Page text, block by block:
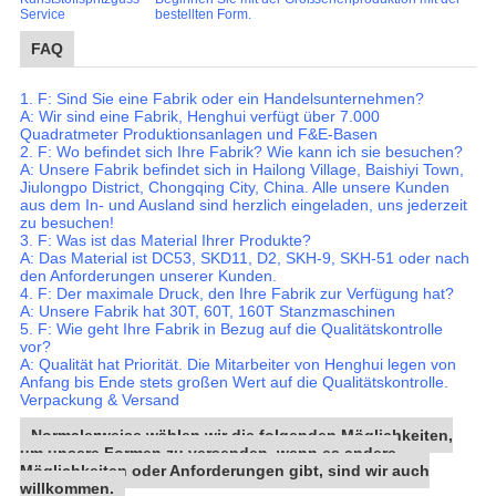
Service
bestellten Form.
FAQ
1. F: Sind Sie eine Fabrik oder ein Handelsunternehmen?
A: Wir sind eine Fabrik, Henghui verfügt über 7.000
Quadratmeter Produktionsanlagen und F&E-Basen
2. F: Wo befindet sich Ihre Fabrik? Wie kann ich sie besuchen?
A: Unsere Fabrik befindet sich in Hailong Village, Baishiyi Town,
Jiulongpo District, Chongqing City, China. Alle unsere Kunden
aus dem In- und Ausland sind herzlich eingeladen, uns jederzeit
zu besuchen!
3. F: Was ist das Material Ihrer Produkte?
A: Das Material ist DC53, SKD11, D2, SKH-9, SKH-51 oder nach
den Anforderungen unserer Kunden.
4. F: Der maximale Druck, den Ihre Fabrik zur Verfügung hat?
A: Unsere Fabrik hat 30T, 60T, 160T Stanzmaschinen
5. F: Wie geht Ihre Fabrik in Bezug auf die Qualitätskontrolle
vor?
A: Qualität hat Priorität. Die Mitarbeiter von Henghui legen von
Anfang bis Ende stets großen Wert auf die Qualitätskontrolle.
Verpackung & Versand
Normalerweise wählen wir die folgenden Möglichkeiten,
um unsere Formen zu versenden, wenn es andere
Möglichkeiten oder Anforderungen gibt, sind wir auch
willkommen.